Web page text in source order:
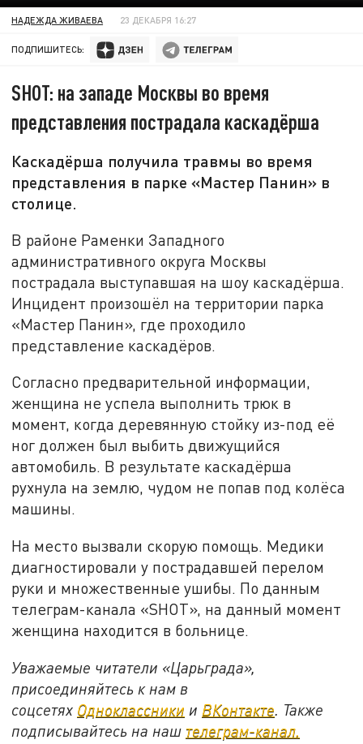
НАДЕЖДА ЖИВАЕВА 23 ДЕКАБРЯ 16:27
ПОДПИШИТЕСЬ:
SHOT: на западе Москвы во время
представления пострадала каскадёрша
Каскадёрша получила травмы во время
представления в парке «Мастер Панин» в
столице.
В районе Раменки Западного
административного округа Москвы
пострадала выступавшая на шоу каскадёрша.
Инцидент произошёл на территории парка
«Мастер Панин», где проходило
представление каскадёров.
Согласно предварительной информации,
женщина не успела выполнить трюк в
момент, когда деревянную стойку из-под её
ног должен был выбить движущийся
автомобиль. В результате каскадёрша
рухнула на землю, чудом не попав под колёса
машины.
На место вызвали скорую помощь. Медики
диагностировали у пострадавшей перелом
руки и множественные ушибы. По данным
телеграм-канала «SHOT», на данный момент
женщина находится в больнице.
Уважаемые читатели «Царьграда»,
присоединяйтесь к нам в
соцсетях Одноклассники и ВКонтакте. Также
подписывайтесь на наш телеграм-канал.